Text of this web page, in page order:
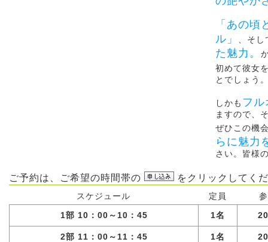
「あの
ル」
、そ
た魅力。
初めて彼女
とでしょう
しかも フ
ますので、
ぜひこの機
らに魅力
さい。皆様
ご予約は、ご希望の時間帯の をクリックしてく
スケジュール 定員
1部 10：00～10：45
1名
2部 11：00～11：45 1名